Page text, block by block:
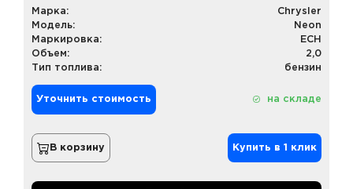
Марка:
Chrysler
Модель:
Neon
Маркировка:
ECH
Объем:
2,0
Тип топлива:
бензин
Уточнить стоимость на складе
В корзину Купить в 1 клик